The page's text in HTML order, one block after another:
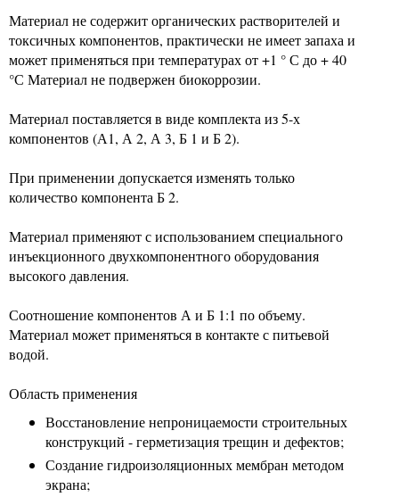
Материал не содержит органических растворителей и
токсичных компонентов, практически не имеет запаха и
может применяться при температурах от +1 ° С до + 40
°С Материал не подвержен биокоррозии.
Материал поставляется в виде комплекта из 5-х
компонентов (А1, А 2, А 3, Б 1 и Б 2).
При применении допускается изменять только
количество компонента Б 2.
Материал применяют с использованием специального
инъекционного двухкомпонентного оборудования
высокого давления.
Соотношение компонентов А и Б 1:1 по объему.
Материал может применяться в контакте с питьевой
водой.
Область применения
Восстановление непроницаемости строительных
конструкций - герметизация трещин и дефектов;
Создание гидроизоляционных мембран методом
экрана;